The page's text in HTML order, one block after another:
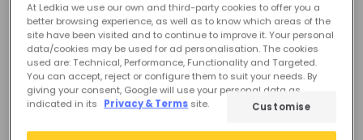
At Ledkia we use our own and third-party cookies to offer you a
better browsing experience, as well as to know which areas of the
site have been visited and to continue to improve it. Your personal
data/cookies may be used for ad personalisation. The cookies
used are: Technical, Performance, Functionality and Targeted.
You can accept, reject or configure them to suit your needs. By
giving your consent, Google will use your personal data as
indicated in its
Privacy & Terms site. Customise